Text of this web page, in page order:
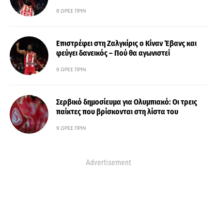
8 ΏΡΕΣ ΠΡΙΝ
Επιστρέφει στη Ζαλγκίρις ο Κίναν Έβανς και
φεύγει δανεικός – Πού θα αγωνιστεί
9 ΏΡΕΣ ΠΡΙΝ
Σερβικό δημοσίευμα για Ολυμπιακό: Οι τρεις
παίκτες που βρίσκονται στη λίστα του
9 ΏΡΕΣ ΠΡΙΝ
Advertisement